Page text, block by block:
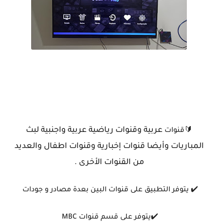
🔰قنوات عربية وقنوات رياضية عربية واجنبية لبث
المباريات وأيضا قنوات إخبارية وقنوات اطفال والعديد
من القنوات الأخرى .
✔️ يتوفر التطبيق على قنوات البين بعدة مصادر و جودات
✔️يتوفر على قسم قنوات MBC